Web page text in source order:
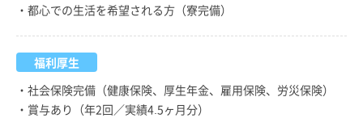
・都心での生活を希望される方（寮完備）
福利厚生
・社会保険完備（健康保険、厚生年金、雇用保険、労災保険）
・賞与あり（年2回／実績4.5ヶ月分）